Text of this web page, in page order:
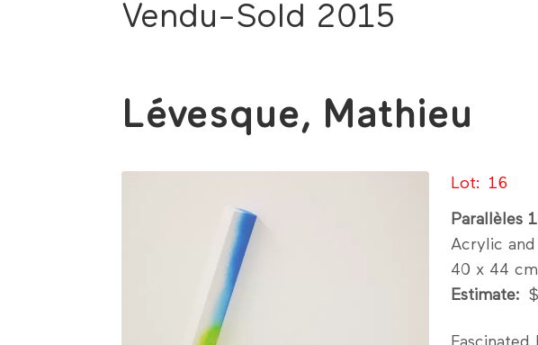
Vendu-Sold 2015
Lévesque, Mathieu
Lot 16
Parallèles
Acrylic
40 x 44 cm
Estimate